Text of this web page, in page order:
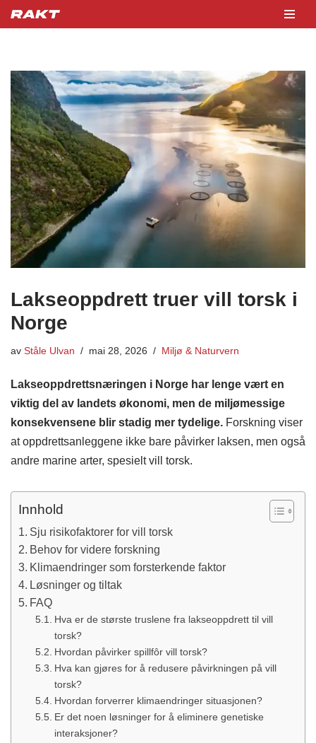
innholdet
Lakseoppdrett truer vill torsk i
Norge
av Ståle Ulvan mai 28, 2026 Miljø & Naturvern
Lakseoppdrettsnæringen i Norge har lenge vært en
viktig del av landets økonomi, men de miljømessige
konsekvensene blir stadig mer tydelige. Forskning viser
at oppdrettsanleggene ikke bare påvirker laksen, men også
andre marine arter, spesielt vill torsk.
Innhold
Sju risikofaktorer for vill torsk
Behov for videre forskning
Klimaendringer som forsterkende faktor
Løsninger og tiltak
FAQ
Hva er de største truslene fra lakseoppdrett til vill
torsk?
Hvordan påvirker spillfôr vill torsk?
Hva kan gjøres for å redusere påvirkningen på vill
torsk?
Hvordan forverrer klimaendringer situasjonen?
Er det noen løsninger for å eliminere genetiske
interaksjoner?